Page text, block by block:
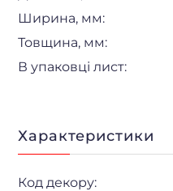
Ширина, мм:
Товщина, мм:
В упаковці лист:
Характеристики
Код декору: